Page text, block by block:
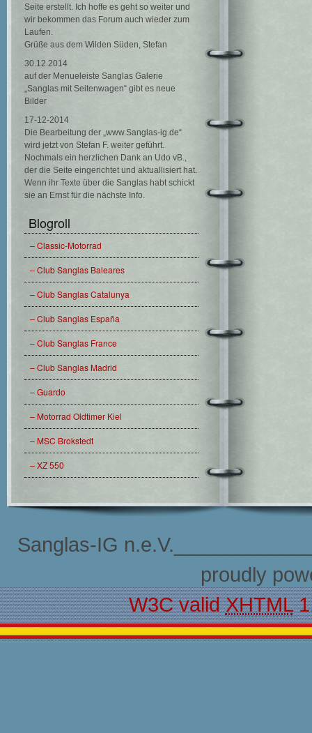
Seite erstellt. Ich hoffe es geht so weiter und
wir bekommen das Forum auch wieder zum
Laufen.
Grüße aus dem Wilden Süden, Stefan
30.12.2014
auf der Menueleiste Sanglas Galerie
„Sanglas mit Seitenwagen“ gibt es neue
Bilder
17-12-2014
Die Bearbeitung der „www.Sanglas-ig.de“
wird jetzt von Stefan F. weiter geführt.
Nochmals ein herzlichen Dank an Udo vB.,
der die Seite eingerichtet und aktuallisiert hat.
Wenn ihr Texte über die Sanglas habt schickt
sie an Ernst für die nächste Info.
Blogroll
– Classic-Motorrad
– Club Sanglas Baleares
– Club Sanglas Catalunya
– Club Sanglas España
– Club Sanglas France
– Club Sanglas Madrid
– Guardo
– Motorrad Oldtimer Kiel
– MSC Brokstedt
– XZ 550
Sanglas-IG
proudly
W3C validXHTML